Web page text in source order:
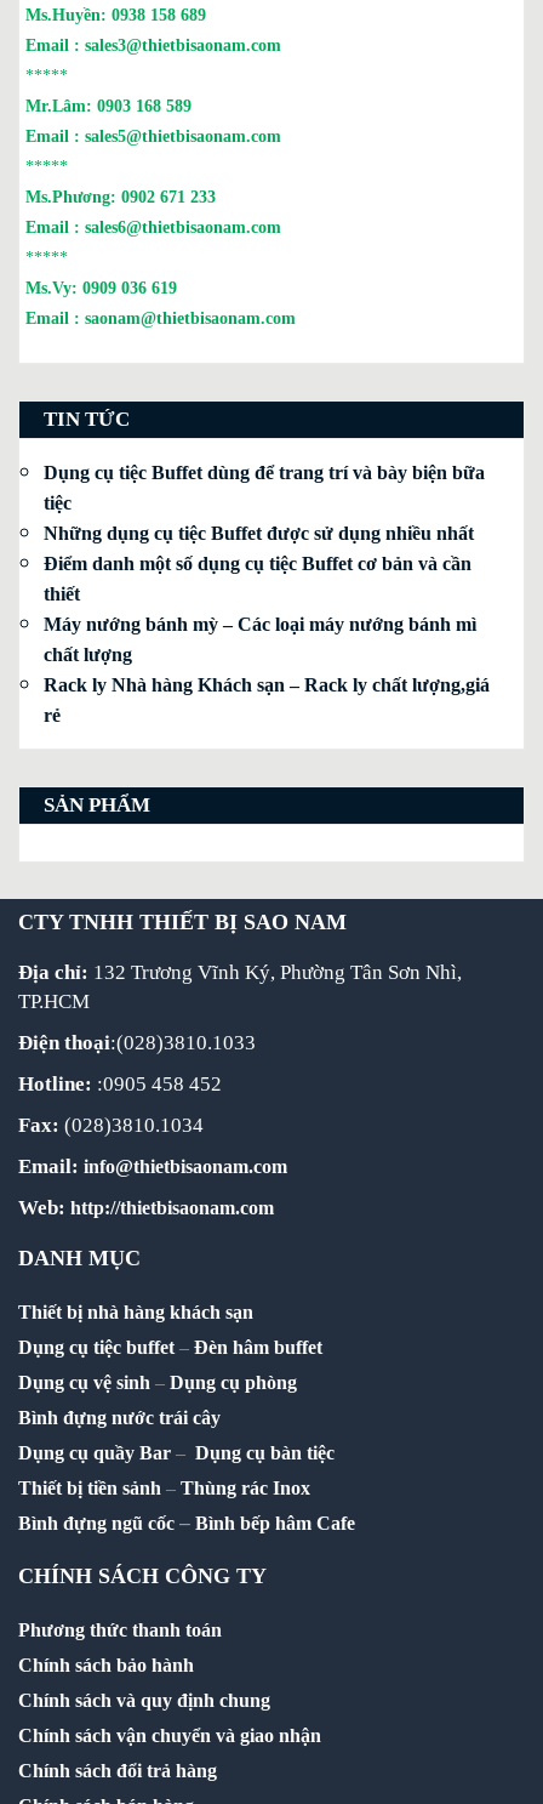
Ms.Huyền: 0938 158 689
Email : sales3@thietbisaonam.com
*****
Mr.Lâm: 0903 168 589
Email : sales5@thietbisaonam.com
*****
Ms.Phương: 0902 671 233
Email : sales6@thietbisaonam.com
*****
Ms.Vy: 0909 036 619
Email : saonam@thietbisaonam.com
TIN TỨC
Dụng cụ tiệc Buffet dùng để trang trí và bày biện bữa
tiệc
Những dụng cụ tiệc Buffet được sử dụng nhiều nhất
Điểm danh một số dụng cụ tiệc Buffet cơ bản và cần
thiết
Máy nướng bánh mỳ – Các loại máy nướng bánh mì
chất lượng
Rack ly Nhà hàng Khách sạn – Rack ly chất lượng,giá
rẻ
SẢN PHẨM
CTY TNHH THIẾT BỊ SAO NAM
Địa chỉ: 132 Trương Vĩnh Ký, Phường Tân Sơn Nhì,
TP.HCM
Điện thoại:(028)3810.1033
Hotline: :0905 458 452
Fax: (028)3810.1034
Email: info@thietbisaonam.com
Web: http://thietbisaonam.com
DANH MỤC
Thiết bị nhà hàng khách sạn
Dụng cụ tiệc buffet – Đèn hâm buffet
Dụng cụ vệ sinh – Dụng cụ phòng
Bình đựng nước trái cây
Dụng cụ quầy Bar – Dụng cụ bàn tiệc
Thiết bị tiền sảnh – Thùng rác Inox
Bình đựng ngũ cốc – Bình bếp hâm Cafe
CHÍNH SÁCH CÔNG TY
Phương thức thanh toán
Chính sách bảo hành
Chính sách và quy định chung
Chính sách vận chuyển và giao nhận
Chính sách đổi trả hàng